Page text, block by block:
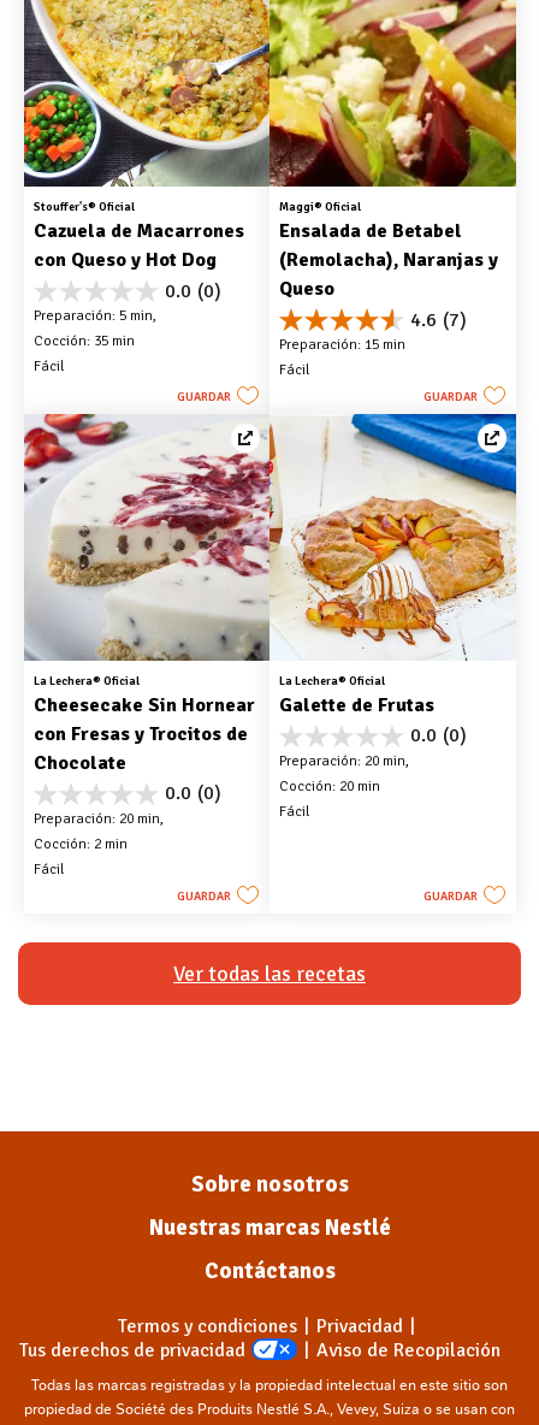
Stouffer's® Oficial
Cazuela de Macarrones
con Queso y Hot Dog
0.0 (0)
0.0
de
5
estrellas.
Preparación: 5 min,
Cocción: 35 min
Fácil
GUARDAR
Maggi® Oficial
Ensalada de Betabel
(Remolacha), Naranjas y
Queso
4.6 (7)
4.6
de
5
reseñas
Preparación: 15 min
Fácil
GUARDAR
La Lechera® Oficial
Cheesecake Sin Hornear
con Fresas y Trocitos de
Chocolate
0.0 (0)
0.0
de
5
estrellas.
Preparación: 20 min,
Cocción: 2 min
Fácil
GUARDAR
La Lechera® Oficial
Galette de Frutas
0.0 (0)
0.0
de
5
estrellas.
Preparación: 20 min,
Cocción: 20 min
Fácil
GUARDAR
Ver todas las recetas
Sobre nosotros
Nuestras marcas Nestlé
Contáctanos
Termos y condiciones
Privacidad
Tus derechos de privacidad
Aviso de Recopilación
Todas las marcas registradas y la propiedad intelectual en este sitio son
propiedad de Société des Produits Nestlé S.A., Vevey, Suiza o se usan con